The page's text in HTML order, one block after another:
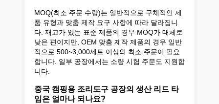
MOQ(최소 주문 수량)는 일반적으로 구체적인 제
품 유형과 맞춤 제작 요구 사항에 따라 달라집니
다. 재고가 있는 표준 제품의 경우 MOQ가 대체로
낮은 편이지만, OEM 맞춤 제작 제품의 경우 일반
적으로 500~3,000세트 이상의 최소 주문이 필요
합니다. 일부 공장에서는 소량 시험 주문도 지원합
니다.
중국 캠핑용 조리도구 공장의 생산 리드 타
임은 얼마나 되나요?